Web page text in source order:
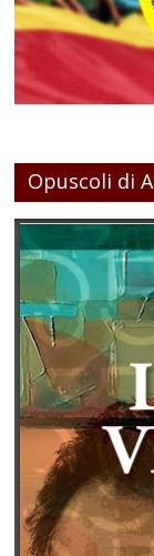
Opuscoli di